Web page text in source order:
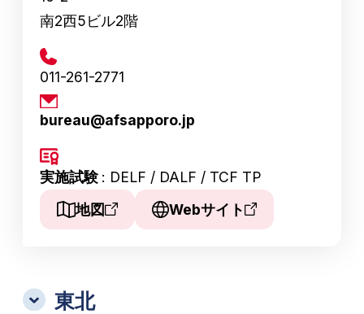
南2西5ビル2階
011-261-2771
bureau@afsapporo.jp
実施試験 : DELF / DALF / TCF TP
地図
Webサイト
東北